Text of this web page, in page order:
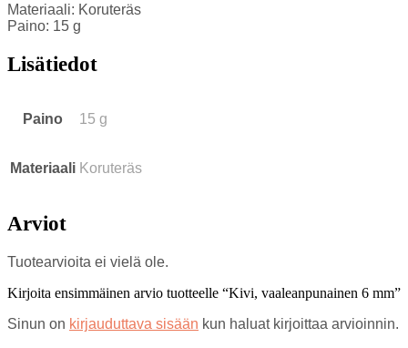
Materiaali: Koruteräs
Paino: 15 g
Lisätiedot
Paino 15 g
Materiaali Koruteräs
Arviot
Tuotearvioita ei vielä ole.
Kirjoita ensimmäinen arvio tuotteelle “Kivi, vaaleanpunainen 6 mm”
Sinun on kirjauduttava sisään kun haluat kirjoittaa arvioinnin.